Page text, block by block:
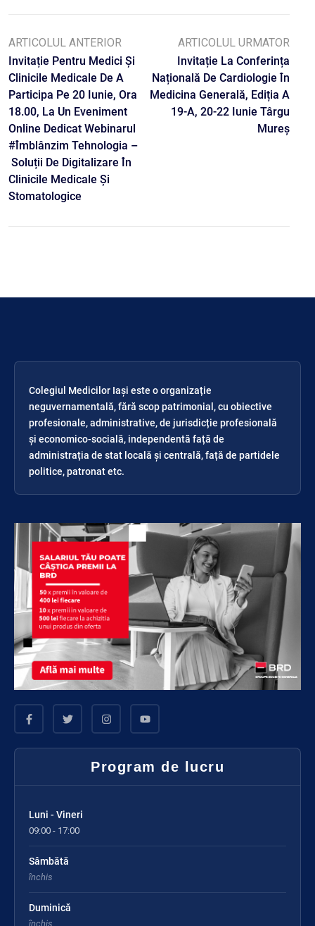
ARTICOLUL ANTERIOR
Invitație Pentru Medici Și
Clinicile Medicale De A
Participa Pe 20 Iunie, Ora
18.00, La Un Eveniment
Online Dedicat Webinarul
#Îmblânzim Tehnologia –
Soluții De Digitalizare În
Clinicile Medicale Și
Stomatologice
ARTICOLUL URMATOR
Invitație La Conferința
Națională De Cardiologie În
Medicina Generală, Ediția A
19-A, 20-22 Iunie Târgu
Mureș
Colegiul Medicilor Iași este o organizație
neguvernamentală, fără scop patrimonial, cu obiective
profesionale, administrative, de jurisdicție profesională
și economico-socială, independentă față de
administrația de stat locală și centrală, față de partidele
politice, patronat etc.
Program de lucru
Luni - Vineri
09:00 - 17:00
Sâmbătă
închis
Duminică
închis